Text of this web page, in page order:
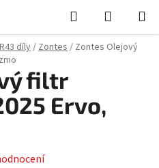
Hledat
KOŠÍK
díly/Zontes/ Zontes Olejový
filtr
Ervo,